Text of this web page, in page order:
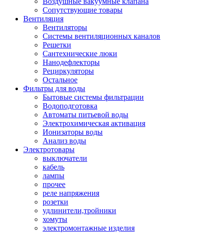
Сопутствующие товары
Вентиляция
Вентиляторы
Системы вентиляционных каналов
Решетки
Сантехнические люки
Нанодефлекторы
Рециркуляторы
Остальное
Фильтры для воды
Бытовые системы фильтрации
Водоподготовка
Автоматы питьевой воды
Электрохимическая активация
Ионизаторы воды
Анализ воды
Электротовары
выключатели
кабель
лампы
прочее
реле напряжения
розетки
удлинители,тройники
хомуты
электромонтажные изделия